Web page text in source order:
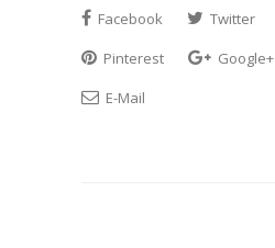
Facebook Twitter
Pinterest
Google+
E-Mail